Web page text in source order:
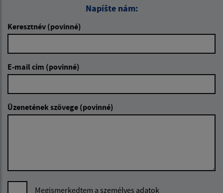
Napíšte nám:
Keresztnév (povinné)
E-mail cím (povinné)
Üzenetének szövege (povinné)
Megismerkedtem a személyes adatok